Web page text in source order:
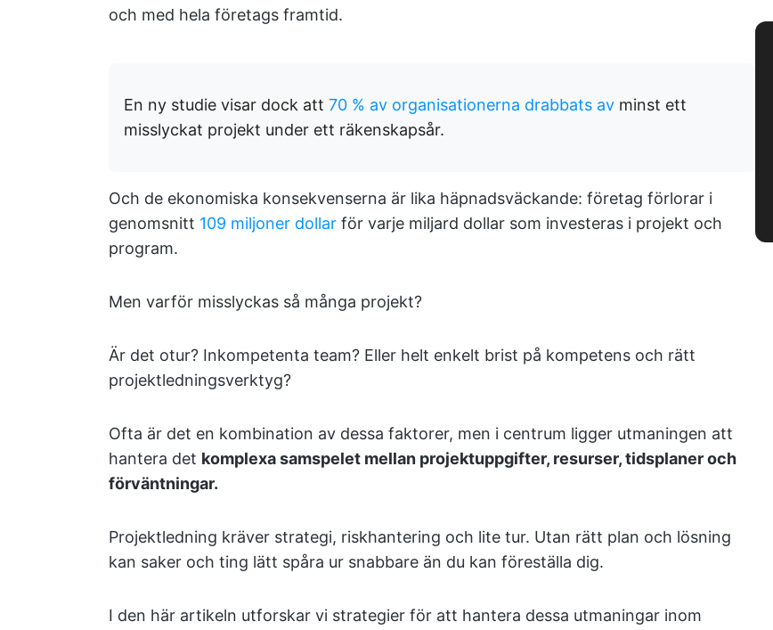
och med hela företags framtid.
En ny studie visar dock att 70 % av organisationerna drabbats av minst ett
misslyckat projekt under ett räkenskapsår.
Och de ekonomiska konsekvenserna är lika häpnadsväckande: företag förlorar i
genomsnitt 109 miljoner dollar för varje miljard dollar som investeras i projekt och
program.
Men varför misslyckas så många projekt?
Är det otur? Inkompetenta team? Eller helt enkelt brist på kompetens och rätt
projektledningsverktyg?
Ofta är det en kombination av dessa faktorer, men i centrum ligger utmaningen att
hantera det komplexa samspelet mellan projektuppgifter, resurser, tidsplaner och
förväntningar.
Projektledning kräver strategi, riskhantering och lite tur. Utan rätt plan och lösning
kan saker och ting lätt spåra ur snabbare än du kan föreställa dig.
I den här artikeln utforskar vi strategier för att hantera dessa utmaningar inom